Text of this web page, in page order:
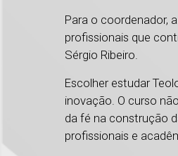
Para o coordenador,
profissionais que
Sérgio Ribeiro.
Escolher estudar
inovação. O curso
da fé na construção
profissionais e